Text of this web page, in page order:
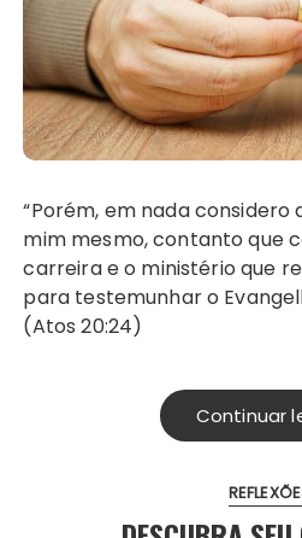
“Porém, em nada considero a vida preciosa para
mim mesmo, contanto que
carreira e o ministério que
para testemunhar o
(Atos 20:24)
Continuar